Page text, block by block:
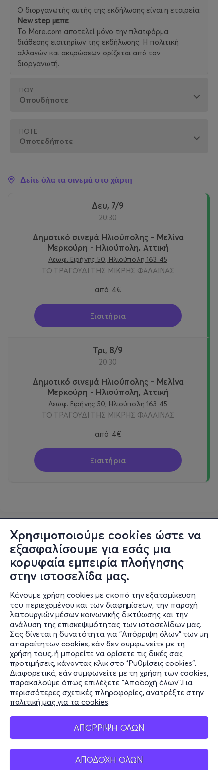
Χρησιμοποιούμε cookies ώστε να
εξασφαλίσουμε για εσάς μια
κορυφαία εμπειρία πλοήγησης
στην ιστοσελίδα μας.
Κάνουμε χρήση cookies με σκοπό την εξατομίκευση
του περιεχομένου και των διαφημίσεων, την παροχή
λειτουργιών μέσων κοινωνικής δικτύωσης και την
ανάλυση της επισκεψιμότητας των ιστοσελίδων μας.
Σας δίνεται η δυνατότητα για "Απόρριψη όλων" των μη
απαραίτητων cookies, εάν δεν συμφωνείτε με τη
χρήση τους, ή μπορείτε να ορίσετε τις δικές σας
προτιμήσεις, κάνοντας κλικ στο "Ρυθμίσεις cookies".
Διαφορετικά, εάν συμφωνείτε με τη χρήση των cookies,
παρακαλούμε όπως επιλέξετε "Αποδοχή όλων".Για
περισσότερες σχετικές πληροφορίες, ανατρέξτε στην
πολιτική μας για τα cookies.
ΑΠΟΡΡΙΨΗ ΟΛΩΝ
ΑΠΟΔΟΧΗ ΟΛΩΝ
Εισιτήρια
Ο διοργανωτής αυτής της εκδήλωσης είναι η εταιρεία:
New step μεπε
Το More.com αποτελεί μόνο την πλατφόρμα
διάθεσης εισιτηρίων της εκδήλωσης. Η πολιτική
αλλαγών και ακυρώσεων ορίζεται από τον
διοργανωτή.
ΠΟΎ
ΠΌΤΕ
Δείτε όλα τα σινεμά στο χάρτη
Δευ, 7/9
20:30
Δημοτικό σινεμά Ηλιούπολης - Μελίνα
Μερκούρη - Ηλιούπολη, Αττική
Λεωφ. Ειρήνης 50, Ηλιούπολη 163 45
ΤΟ ΤΡΑΓΟΥΔΙ ΤΗΣ ΜΙΚΡΗΣ ΦΑΛΑΙΝΑΣ
από 4€
Εισιτήρια
Τρι, 8/9
20:30
Δημοτικό σινεμά Ηλιούπολης - Μελίνα
Μερκούρη - Ηλιούπολη, Αττική
Λεωφ. Ειρήνης 50, Ηλιούπολη 163 45
ΤΟ ΤΡΑΓΟΥΔΙ ΤΗΣ ΜΙΚΡΗΣ ΦΑΛΑΙΝΑΣ
από 4€
Εισιτήρια
Πληροφορίες
Υποστήριξη
Stay Connected
Mobile app